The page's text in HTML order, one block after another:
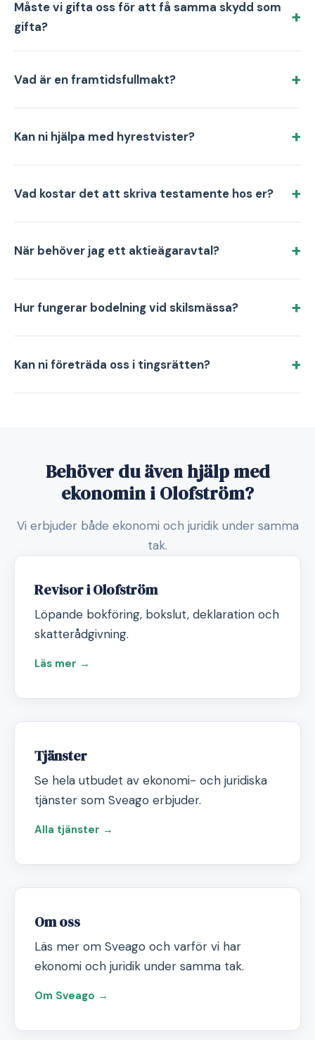
Måste vi gifta oss för att få samma skydd som
gifta?
Vad är en framtidsfullmakt?
Kan ni hjälpa med hyrestvister?
Vad kostar det att skriva testamente hos er?
När behöver jag ett aktieägaravtal?
Hur fungerar bodelning vid skilsmässa?
Kan ni företräda oss i tingsrätten?
Behöver du även hjälp med
ekonomin i Olofström?
Vi erbjuder både ekonomi och juridik under samma
tak.
Revisor i Olofström
Löpande bokföring, bokslut, deklaration och
skatterådgivning.
Läs mer →
Tjänster
Se hela utbudet av ekonomi- och juridiska
tjänster som Sveago erbjuder.
Alla tjänster →
Om oss
Läs mer om Sveago och varför vi har
ekonomi och juridik under samma tak.
Om Sveago →